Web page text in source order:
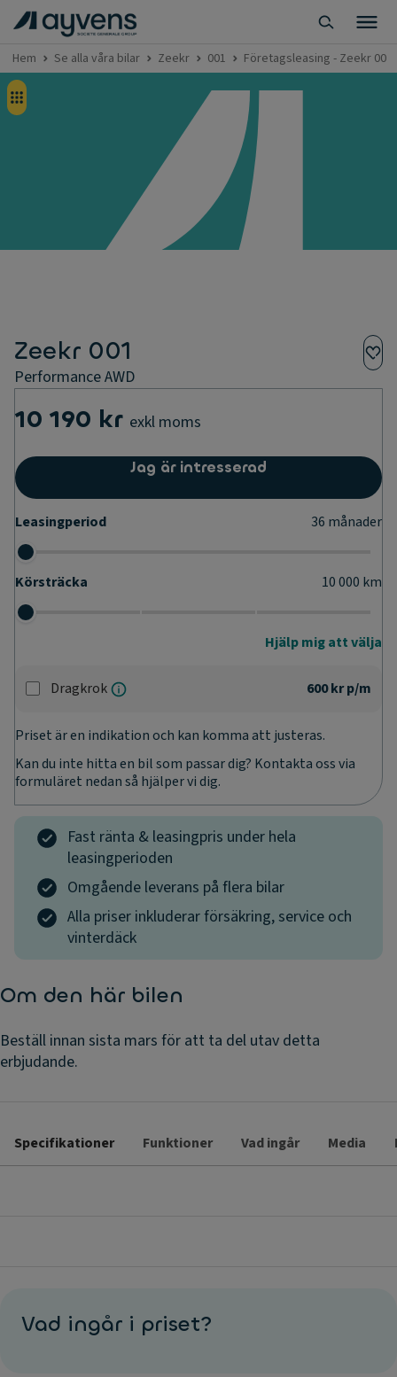
Hem Se alla våra bilar Zeekr 001 Företagsleasing - Zeekr 001
Zeekr 001
Performance AWD
10 190 kr exkl moms
Jag är intresserad
Leasingperiod 36 månader
Körsträcka 10 000 km
Hjälp mig att välja
Dragkrok 600 krp/m
Priset är en indikation och kan komma att justeras.
Kan du inte hitta en bil som passar dig? Kontakta oss via
formuläret nedan så hjälper vi dig.
Fast ränta & leasingpris under hela
leasingperioden
Omgående leverans på flera bilar
Alla priser inkluderar försäkring, service och
vinterdäck
Om den här bilen
Beställ innan sista mars för att ta del utav detta
erbjudande.
Specifikationer Funktioner Vad ingår Media
Vad ingår i priset?